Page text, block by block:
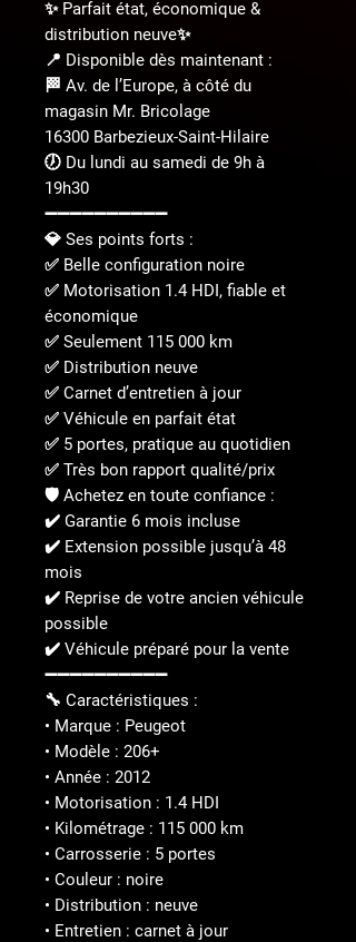
✨ Parfait état, économique &
distribution neuve✨
📍 Disponible dès maintenant :
🏁 Av. de l’Europe, à côté du
magasin Mr. Bricolage
16300 Barbezieux-Saint-Hilaire
🕖 Du lundi au samedi de 9h à
19h30
➖➖➖➖➖➖➖➖➖➖
💎 Ses points forts :
✅ Belle configuration noire
✅ Motorisation 1.4 HDI, fiable et
économique
✅ Seulement 115 000 km
✅ Distribution neuve
✅ Carnet d’entretien à jour
✅ Véhicule en parfait état
✅ 5 portes, pratique au quotidien
✅ Très bon rapport qualité/prix
🛡️ Achetez en toute confiance :
✔️ Garantie 6 mois incluse
✔️ Extension possible jusqu’à 48
mois
✔️ Reprise de votre ancien véhicule
possible
✔️ Véhicule préparé pour la vente
➖➖➖➖➖➖➖➖➖➖
🔧 Caractéristiques :
• Marque : Peugeot
• Modèle : 206+
• Année : 2012
• Motorisation : 1.4 HDI
• Kilométrage : 115 000 km
• Carrosserie : 5 portes
• Couleur : noire
• Distribution : neuve
• Entretien : carnet à jour